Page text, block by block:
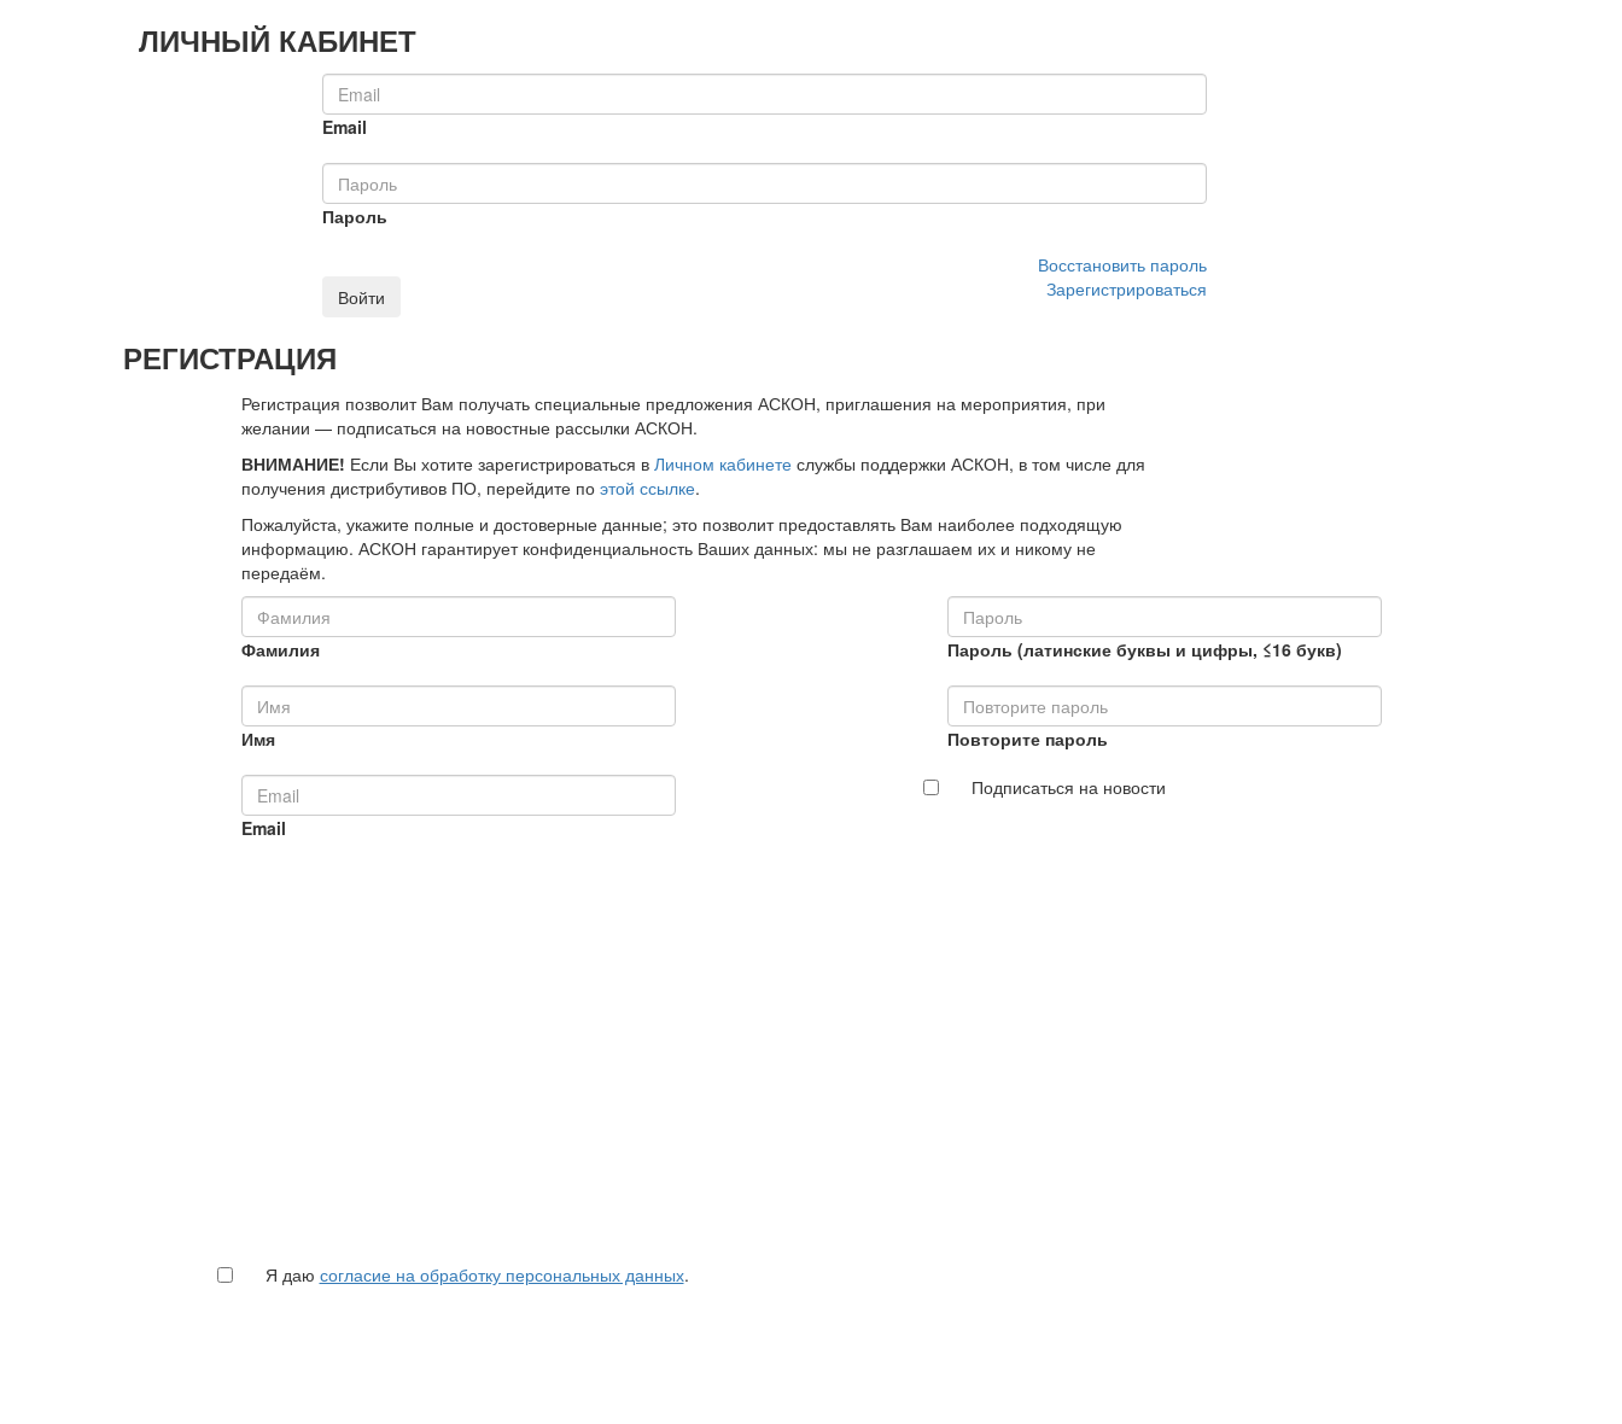
ЛИЧНЫЙ КАБИНЕТ
Email
Пароль
Восстановить пароль
Войти
Зарегистрироваться
РЕГИСТРАЦИЯ
Регистрация позволит Вам получать специальные предложения АСКОН, приглашения на мероприятия, при
желании — подписаться на новостные рассылки АСКОН.
ВНИМАНИЕ! Если Вы хотите зарегистрироваться в Личном кабинетеслужбы поддержки АСКОН, в том числе для
получения дистрибутивов ПО, перейдите по этой ссылке.
Пожалуйста, укажите полные и достоверные данные; это позволит предоставлять Вам наиболее подходящую
информацию. АСКОН гарантирует конфиденциальность Ваших данных: мы не разглашаем их и никому не
передаём.
Фамилия
Имя
Email
Пароль (латинские буквы и цифры, ≤16 букв)
Повторите пароль
Подписаться на новости
Я даю согласие на обработку персональных данных.